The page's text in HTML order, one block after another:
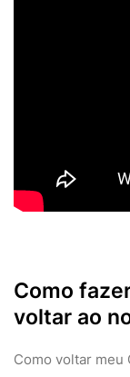
Como
voltar ao
Como voltar meu